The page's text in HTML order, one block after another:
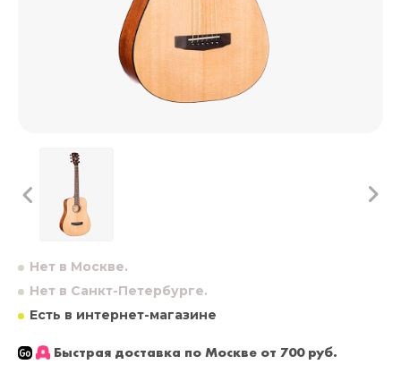
Нет в Москве.
Нет в Санкт-Петербурге.
Есть в интернет-магазине
Быстрая доставка по Москве от 700 руб.